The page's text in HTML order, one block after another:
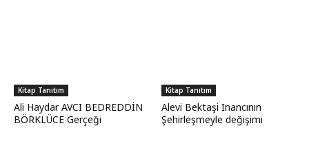
Kitap Tanıtım
Ali Haydar AVCI BEDREDDİN
BÖRKLÜCE Gerçeği
Kitap Tanıtım
Alevi Bektaşi Inancının
Şehirleşmeyle değişimi